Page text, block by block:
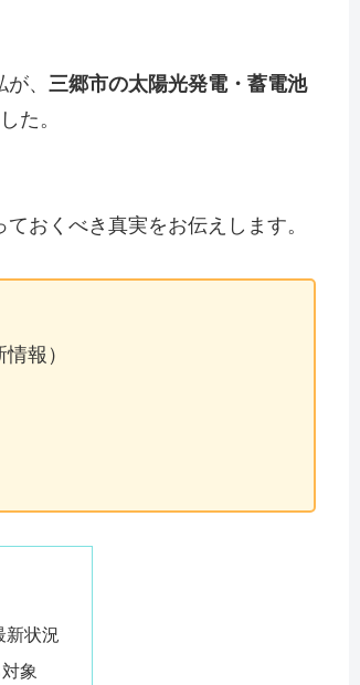
、 三郷市の太陽光発電・蓄電池
た。
おくべき真実をお伝えします。
報）
新状況
象